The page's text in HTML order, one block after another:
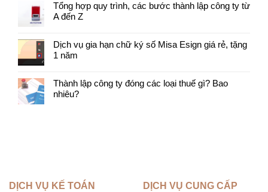
Tổng hợp quy trình, các bước thành lập công ty từ
A đến Z
Dịch vụ gia hạn chữ ký số Misa Esign giá rẻ, tặng
1 năm
Thành lập công ty đóng các loại thuế gì? Bao
nhiêu?
DỊCH VỤ KẾ TOÁN
DỊCH VỤ CUNG CẤP